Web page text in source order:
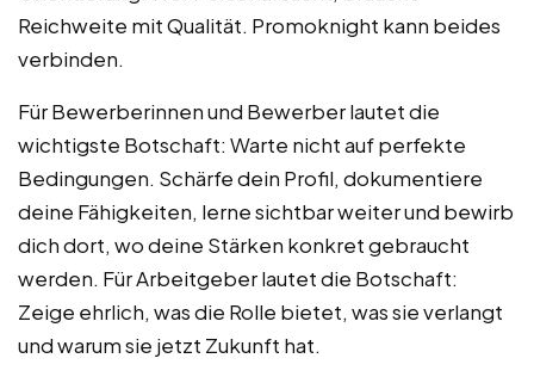
Reichweite mit Qualität. Promoknight kann beides
verbinden.
Für Bewerberinnen und Bewerber lautet die
wichtigste Botschaft: Warte nicht auf perfekte
Bedingungen. Schärfe dein Profil, dokumentiere
deine Fähigkeiten, lerne sichtbar weiter und bewirb
dich dort, wo deine Stärken konkret gebraucht
werden. Für Arbeitgeber lautet die Botschaft:
Zeige ehrlich, was die Rolle bietet, was sie verlangt
und warum sie jetzt Zukunft hat.